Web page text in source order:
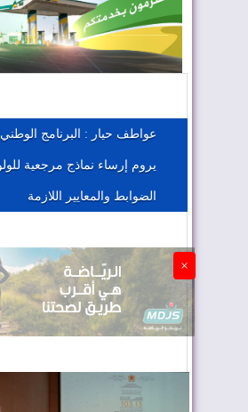
المغرب يعزز موقعه
عواطف حيار : البرنامج
يروم إرساء نماذج مرجعية
الضوابط والمعايير اللازمة
×